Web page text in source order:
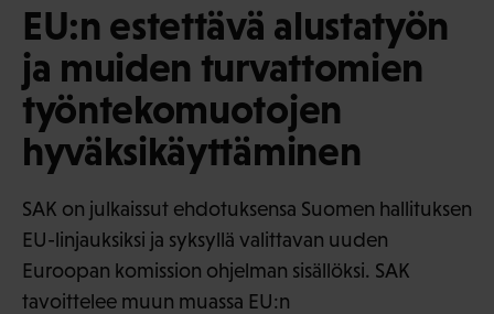
EU:n estettävä alustatyön
ja muiden turvattomien
työntekomuotojen
hyväksikäyttäminen
SAK on julkaissut ehdotuksensa Suomen hallituksen
EU-linjauksiksi ja syksyllä valittavan uuden
Euroopan komission ohjelman sisällöksi. SAK
tavoittelee muun muassa EU:n